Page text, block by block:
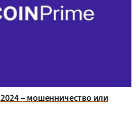
– мошенничество или